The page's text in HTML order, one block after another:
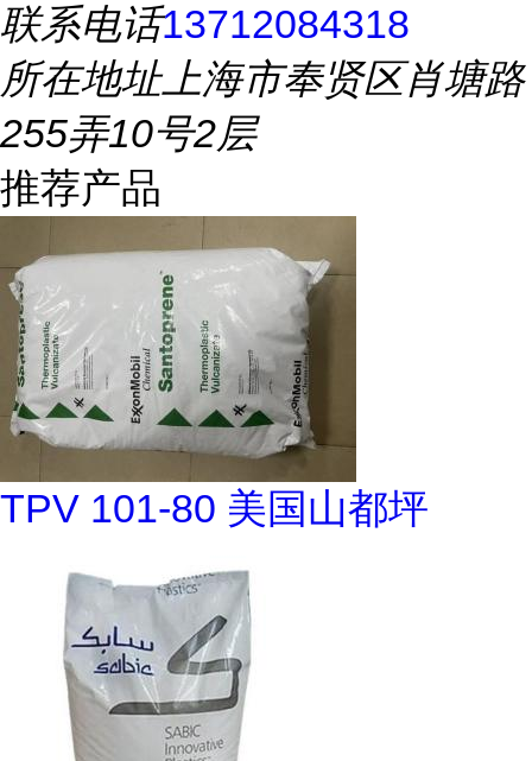
联系电话13712084318
所在地址上海市奉贤区肖塘路
255弄10号2层
推荐产品
TPV 101-80 美国山都坪